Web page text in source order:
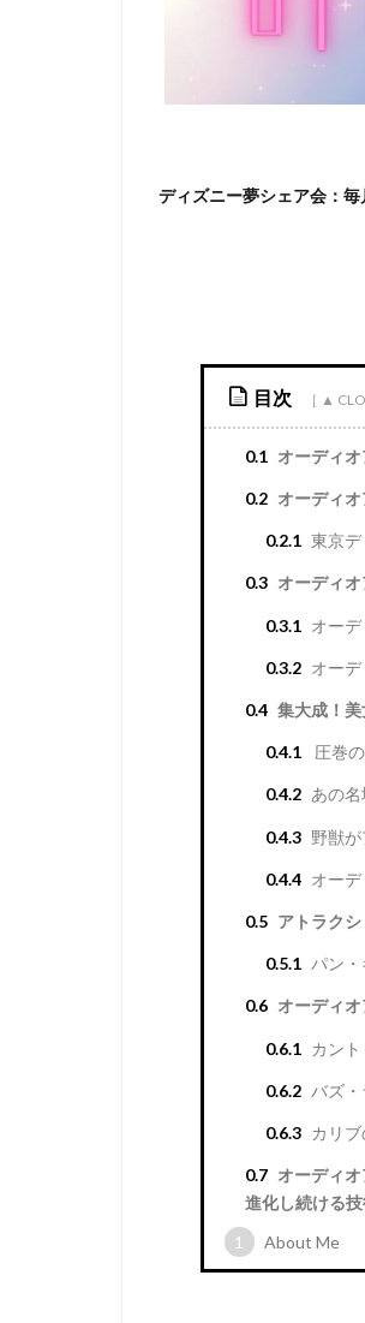
ディズニー夢シェア会：
目次
0.1 オーディ
0.2 オーディ
0.2.1 東京
0.3 オーディ
0.3.1 オー
0.3.2 オー
0.4 集大成！
0.4.1 圧巻
0.4.2 あの
0.4.3 野獣
0.4.4 オー
0.5 アトラク
0.5.1 パン
0.6 オーディ
0.6.1 カン
0.6.2 バズ
0.6.3 カリ
0.7 オーディ
進化し続ける
1
About Me